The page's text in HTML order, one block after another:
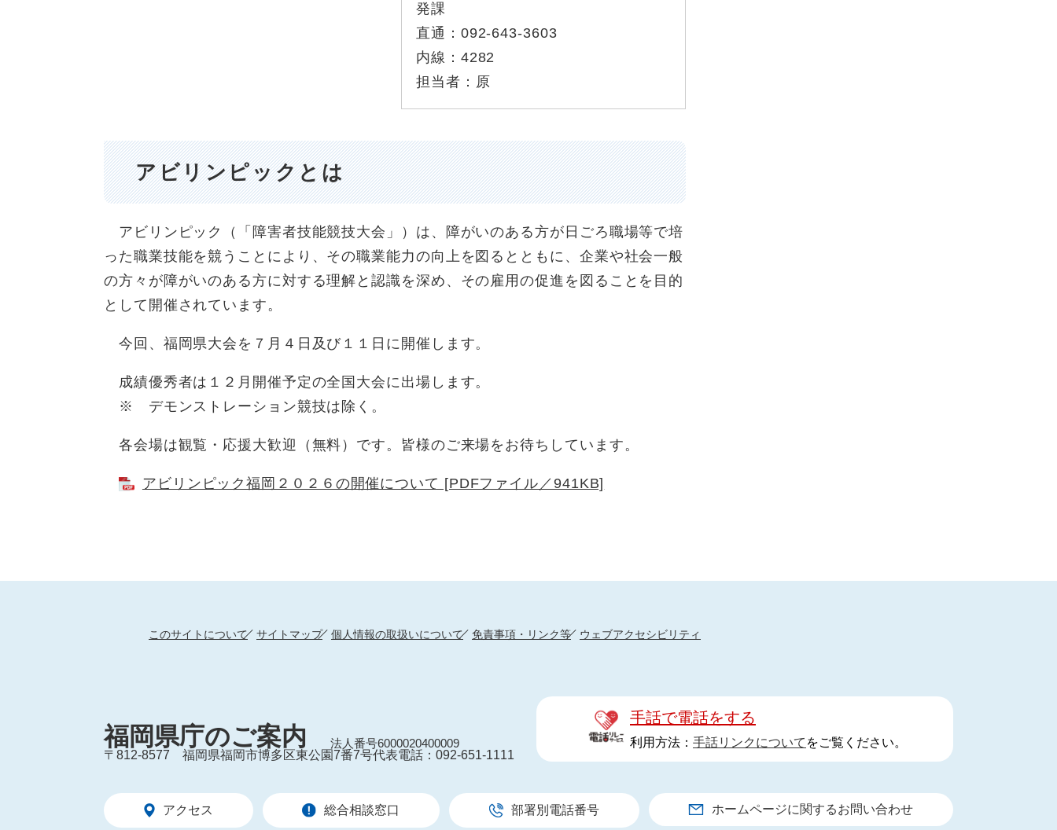
発課
直通： 092-643-3603
内線： 4282
担当者： 原
アビリンピックとは
アビリンピック（「障害者技能競技大会」）は、障がいのある方が日ごろ職場等で培
った職業技能を競うことにより、その職業能力の向上を図るとともに、企業や社会一般
の方々が障がいのある方に対する理解と認識を深め、その雇用の促進を図ることを目的
として開催されています。
今回、福岡県大会を７月４日及び１１日に開催します。
成績優秀者は１２月開催予定の全国大会に出場します。
​ ※ デモンストレーション競技は除く。
各会場は観覧・応援大歓迎（無料）です。皆様のご来場をお待ちしています。
アビリンピック福岡２０２６の開催について [PDFファイル／941KB]
このサイトについて サイトマップ 個人情報の取扱いについて 免責事項・リンク等 ウェブアクセシビリティ
福岡県庁のご案内
法人番号6000020400009
〒812-8577
福岡県福岡市博多区東公園7番7号代表電話：092-651-1111
手話で電話をする
利用方法： 手話リンクについて をご覧ください。
アクセス 総合相談窓口 部署別電話番号 ホームページに関するお問い合わせ